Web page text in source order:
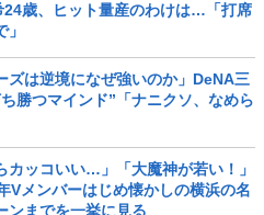
24歳、ヒット量産のわけは…「打席
ズは逆境になぜ強いのか」DeNA三
勝つマインド”「ナニクソ、なめら
カッコいい…」「大魔神が若い！」
Vメンバーはじめ懐かしの横浜の名
ンまでを一挙に見る